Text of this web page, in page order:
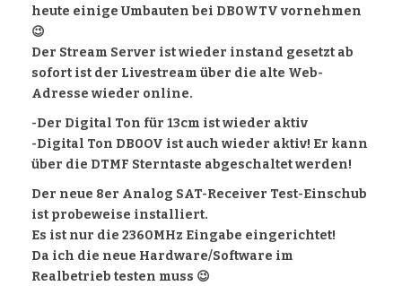
heute einige Umbauten bei DB0WTV vornehmen
😉
Der Stream Server ist wieder instand gesetzt ab
sofort ist der Livestream über die alte Web-
Adresse wieder online.
-Der Digital Ton für 13cm ist wieder aktiv
-Digital Ton DB0OV ist auch wieder aktiv! Er kann
über die DTMF Sterntaste abgeschaltet werden!
Der neue 8er Analog SAT-Receiver Test-Einschub
ist probeweise installiert.
Es ist nur die 2360MHz Eingabe eingerichtet!
Da ich die neue Hardware/Software im
Realbetrieb testen muss 😉